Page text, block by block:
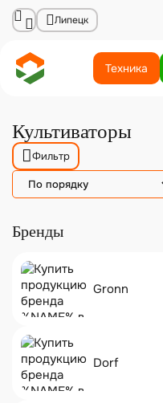
Липецк
Техника
Культиваторы
Фильтр
Бренды
Gronn
Dorf